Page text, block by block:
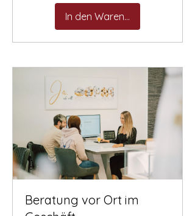
In den Warenkorb
Beratung vor Ort im